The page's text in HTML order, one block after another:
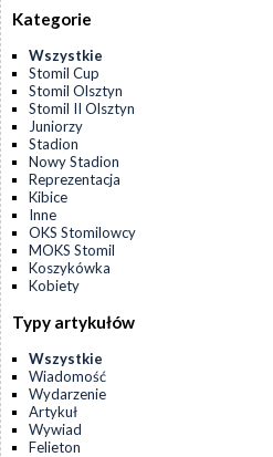
Kategorie
Wszystkie
Stomil Cup
Stomil Olsztyn
Stomil II Olsztyn
Juniorzy
Stadion
Nowy Stadion
Reprezentacja
Kibice
Inne
OKS Stomilowcy
MOKS Stomil
Koszykówka
Kobiety
Typy artykułów
Wszystkie
Wiadomość
Wydarzenie
Artykuł
Wywiad
Felieton